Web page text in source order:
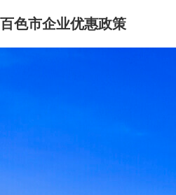
百色市企业优惠政策